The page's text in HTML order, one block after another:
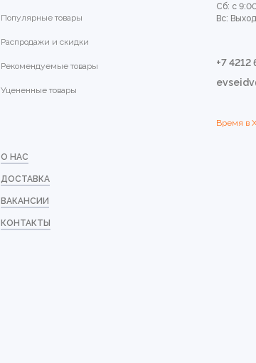
Популярные товары
Распродажи и скидки
Рекомендуемые товары
Уцененные товары
О НАС
ДОСТАВКА
ВАКАНСИИ
КОНТАКТЫ
Сб: с
Вс:
+7 4212
Время в